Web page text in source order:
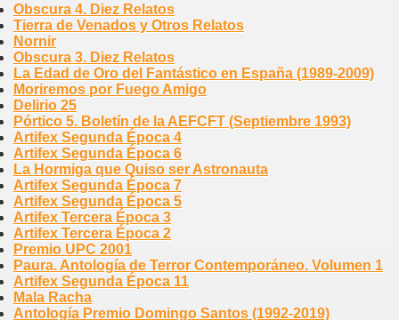
Obscura 4. Diez Relatos
Tierra de Venados y Otros Relatos
Nornir
Obscura 3. Diez Relatos
La Edad de Oro del Fantástico en España (1989-2009)
Moriremos por Fuego Amigo
Delirio 25
Pórtico 5. Boletín de la AEFCFT (Septiembre 1993)
Artifex Segunda Época 4
Artifex Segunda Época 6
La Hormiga que Quiso ser Astronauta
Artifex Segunda Época 7
Artifex Segunda Época 5
Artifex Tercera Época 3
Artifex Tercera Época 2
Premio UPC 2001
Paura. Antología de Terror Contemporáneo. Volumen 1
Artifex Segunda Época 11
Mala Racha
Antología Premio Domingo Santos (1992-2019)